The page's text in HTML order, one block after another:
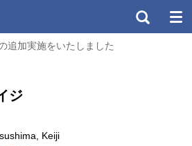
追加実施をいたしました
ジ
Keiji